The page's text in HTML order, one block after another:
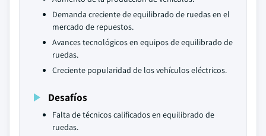
Demanda creciente de equilibrado de ruedas en el
mercado de repuestos.
Avances tecnológicos en equipos de equilibrado de
ruedas.
Creciente popularidad de los vehículos eléctricos.
Desafíos
Falta de técnicos calificados en equilibrado de
ruedas.